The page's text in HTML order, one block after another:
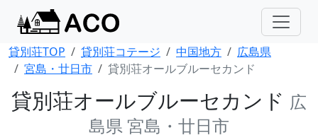
貸別荘TOP 貸別荘コテージ 中国地方
広島県
宮島・廿日市
貸別荘オールブルーセカンド
貸別荘オールブルーセカンド 広
島県 宮島・廿日市